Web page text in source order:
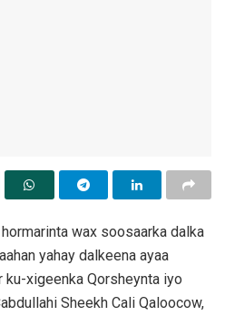
wax soosaarka dalka
yahay dalkeena ayaa
xigeenka Qorsheynta iyo
Sheekh Cali Qaloocow,